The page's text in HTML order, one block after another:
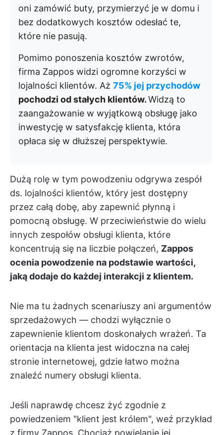
oni zamówić buty, przymierzyć je w domu i
bez dodatkowych kosztów odesłać te,
które nie pasują.
Pomimo ponoszenia kosztów zwrotów,
firma Zappos widzi ogromne korzyści w
lojalności klientów. Aż 75% jej przychodów
pochodzi od stałych klientów.Widzą to
zaangażowanie w wyjątkową obsługę jako
inwestycję w satysfakcję klienta, która
opłaca się w dłuższej perspektywie.
Dużą rolę w tym powodzeniu odgrywa zespół
ds. lojalności klientów, który jest dostępny
przez całą dobę, aby zapewnić płynną i
pomocną obsługę. W przeciwieństwie do wielu
innych zespołów obsługi klienta, które
koncentrują się na liczbie połączeń, Zappos
ocenia powodzenie na podstawie wartości,
jaką dodaje do każdej interakcji z klientem.
Nie ma tu żadnych scenariuszy ani argumentów
sprzedażowych — chodzi wyłącznie o
zapewnienie klientom doskonałych wrażeń. Ta
orientacja na klienta jest widoczna na całej
stronie internetowej, gdzie łatwo można
znaleźć numery obsługi klienta.
Jeśli naprawdę chcesz żyć zgodnie z
powiedzeniem "klient jest królem", weź przykład
z firmy Zappos. Chociaż powielanie jej